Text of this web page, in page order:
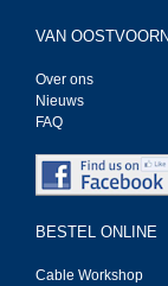
VAN OOSTVOORN
Over ons
Nieuws
FAQ
BESTEL ONLINE
Cable Workshop